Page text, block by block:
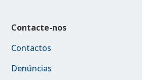
Contacte-nos
Contactos
Denúncias